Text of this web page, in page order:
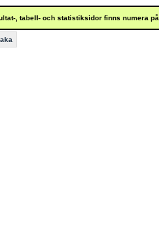
, tabell- och statistiksidor finns numera på